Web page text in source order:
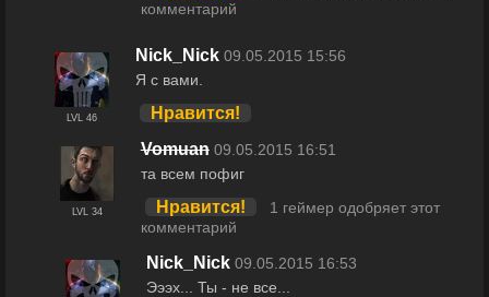
комментарий
LVL 46
Nick_Nick 09.05.2015 15:56
Я с вами.
Нравится!
LVL 34
Vomuan 09.05.2015 16:51
та всем пофиг
Нравится!
1 геймер одобряет этот
комментарий
Nick_Nick 09.05.2015 16:53
Эээх... Ты - не все...